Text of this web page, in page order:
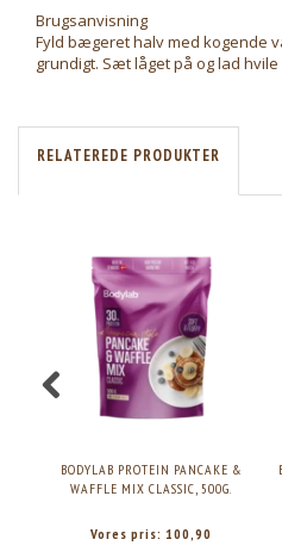
Brugsanvisning
Fyld bægeret halv med kogende
grundigt. Sæt låget på og lad
RELATEREDE PRODUKTER
BODYLAB PROTEIN PANCAKE &
WAFFLE MIX CLASSIC, 500G.
Vores pris: 100,90